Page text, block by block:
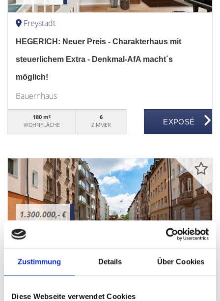
Zustimmung Details Über Cookies
Diese Webseite verwendet Cookies
Freystadt
HEGERICH: Neuer Preis - Charakterhaus mit
steuerlichem Extra - Denkmal-AfA macht´s
möglich!
Bauernhaus
180 m²
WOHNFLÄCHE
6
ZIMMER
1.300.000,- €
Nürnberg - Nürnberg, Stadt - Nürnberg Zentrum -
Nürnberg (St Johannis)
HEGERICH: Gut gepflegtes Mehrfamilienhaus in
attraktiver Lage!